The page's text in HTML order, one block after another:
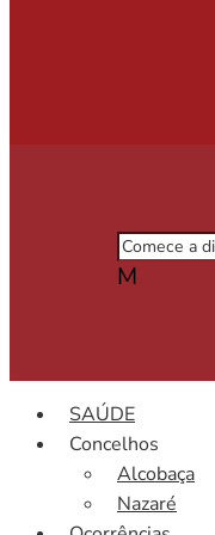
M
SAÚDE
Concelhos
Alcobaça
Nazaré